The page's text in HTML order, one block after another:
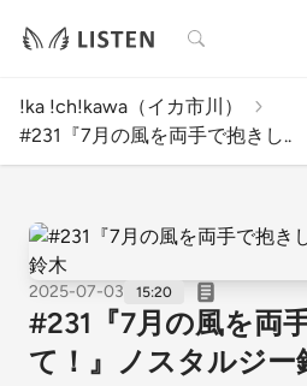
検索
!ka !ch!kawa（イカ市川）
#231『7月の風を両手で抱きし..
2025-07-03 15:20
#231『7月の風を両
て！』ノスタルジー